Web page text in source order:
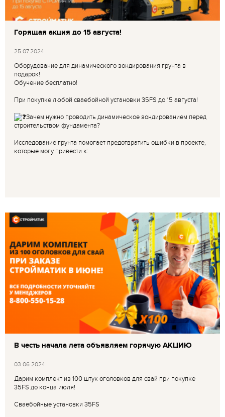
Горящая акция до 15 августа!
25.07.2024
Оборудование для динамического зондирования грунта в
подарок!
Обучение бесплатно!
При покупке любой сваебойной установки 35FS до 15 августа!
Зачем нужно проводить динамическое зондированием перед
строительством фундамента?
Исследование грунта помогает предотвратить ошибки в проекте,
которые могу привести к:
В честь начала лета объявляем горячую АКЦИЮ
03.06.2024
Дарим комплект из 100 штук оголовков для свай при покупке
35FS до конца июля!
Сваебойные установки 35FS